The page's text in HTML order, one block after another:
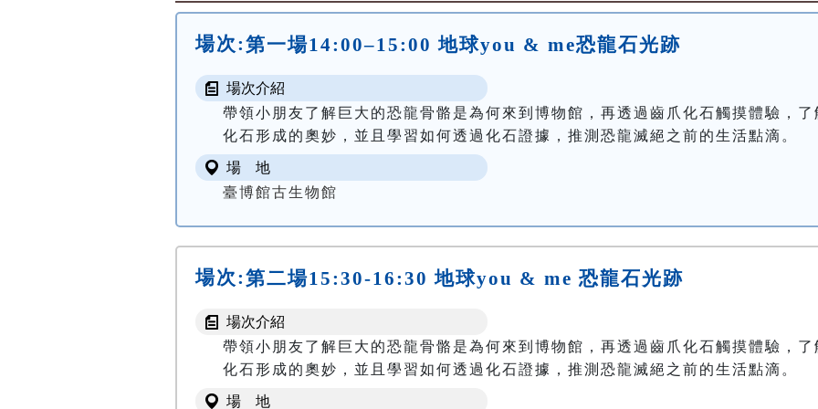
場次:第一場14:00–15:00 地球you & me恐龍石光跡
場次介紹
帶領小朋友了解巨大的恐龍骨骼是為何來到博物館，再透過齒爪化石觸摸體驗，了
化石形成的奧妙，並且學習如何透過化石證據，推測恐龍滅絕之前的生活點滴。
場 地
臺博館古生物館
場次:第二場15:30-16:30 地球you & me 恐龍石光跡
場次介紹
帶領小朋友了解巨大的恐龍骨骼是為何來到博物館，再透過齒爪化石觸摸體驗，了
化石形成的奧妙，並且學習如何透過化石證據，推測恐龍滅絕之前的生活點滴。
場 地